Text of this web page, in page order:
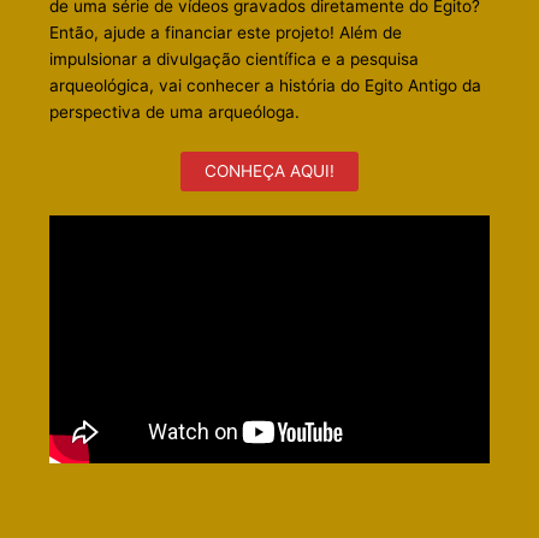
de uma série de vídeos gravados diretamente do Egito?
Então, ajude a financiar este projeto! Além de
impulsionar a divulgação científica e a pesquisa
arqueológica, vai conhecer a história do Egito Antigo da
perspectiva de uma arqueóloga.
CONHEÇA AQUI!